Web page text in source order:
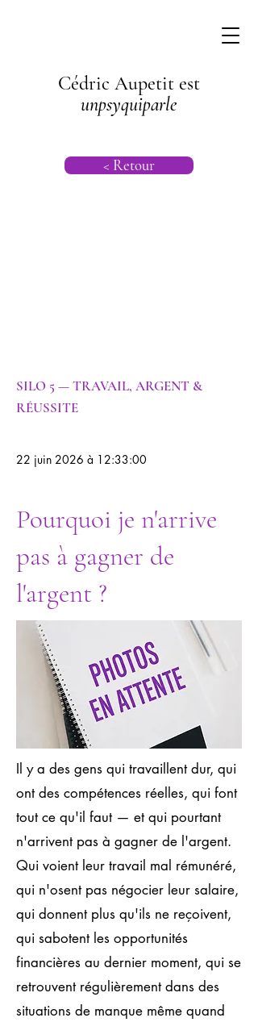
Cédric Aupetit est
unpsyquiparle
< Retour
SILO 5 — TRAVAIL, ARGENT &
RÉUSSITE
22 juin 2026 à 12:33:00
Pourquoi je n'arrive
pas à gagner de
l'argent ?
Il y a des gens qui travaillent dur, qui
ont des compétences réelles, qui font
tout ce qu'il faut — et qui pourtant
n'arrivent pas à gagner de l'argent.
Qui voient leur travail mal rémunéré,
qui n'osent pas négocier leur salaire,
qui donnent plus qu'ils ne reçoivent,
qui sabotent les opportunités
financières au dernier moment, qui se
retrouvent régulièrement dans des
situations de manque même quand